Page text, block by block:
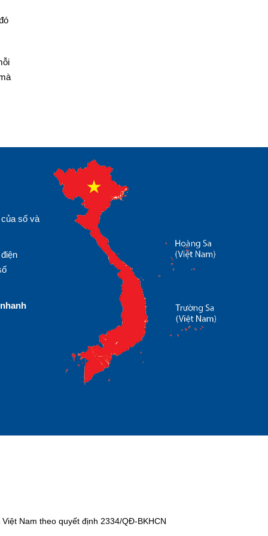
số và
nhanh
Nam theo quyết định 2334/QĐ-BKHCN